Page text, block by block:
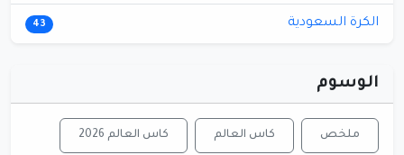
الكرة السعودية 43
الوسوم
ملخص كاس العالم كاس العالم 2026